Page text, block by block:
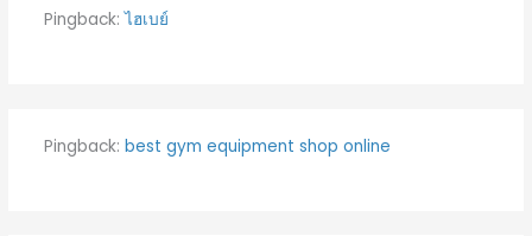
Pingback:ไฮเบย์
Pingback: best gym equipment shop online